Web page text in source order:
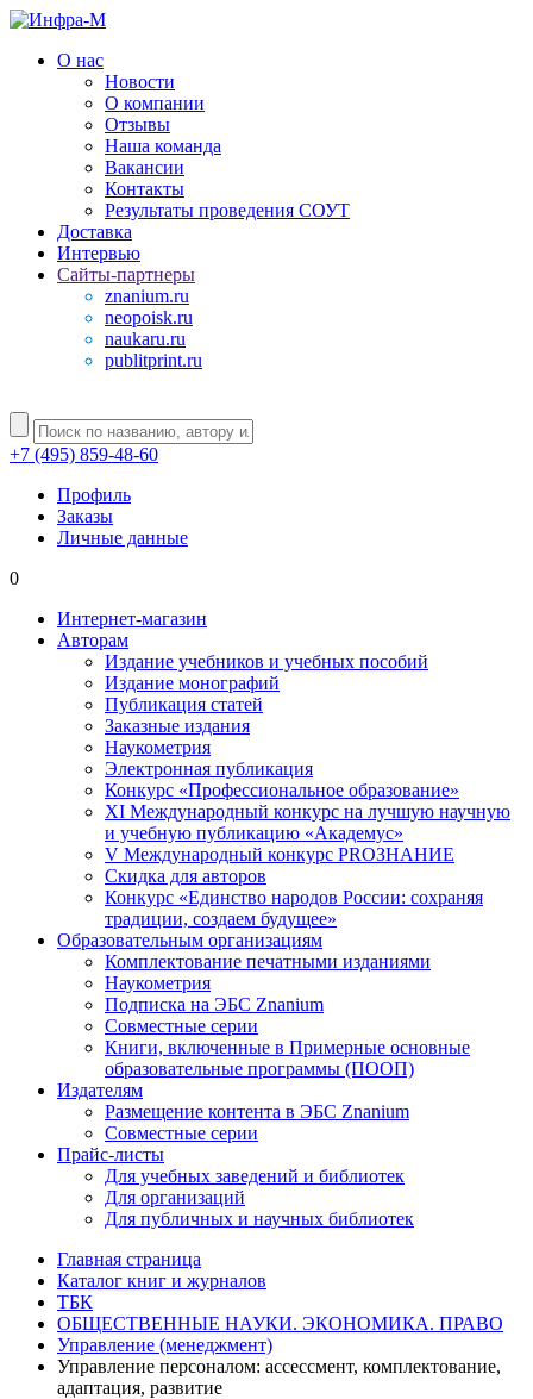
О нас
Новости
О компании
Отзывы
Наша команда
Вакансии
Контакты
Результаты проведения СОУТ
Доставка
Интервью
Сайты-партнеры
znanium.ru
neopoisk.ru
naukaru.ru
publitprint.ru
+7 (495) 859-48-60
Профиль
Заказы
Личные данные
0
Интернет-магазин
Авторам
Издание учебников и учебных пособий
Издание монографий
Публикация статей
Заказные издания
Наукометрия
Электронная публикация
Конкурс «Профессиональное образование»
XI Международный конкурс на лучшую научную
и учебную публикацию «Академус»
V Международный конкурс PROЗНАНИЕ
Скидка для авторов
Конкурс «Единство народов России: сохраняя
традиции, создаем будущее»
Образовательным организациям
Комплектование печатными изданиями
Наукометрия
Подписка на ЭБС Znanium
Совместные серии
Книги, включенные в Примерные основные
образовательные программы (ПООП)
Издателям
Размещение контента в ЭБС Znanium
Совместные серии
Прайс-листы
Для учебных заведений и библиотек
Для организаций
Для публичных и научных библиотек
Главная страница
Каталог книг и журналов
ТБК
ОБЩЕСТВЕННЫЕ НАУКИ. ЭКОНОМИКА. ПРАВО
Управление (менеджмент)
Управление персоналом: ассессмент, комплектование,
адаптация, развитие